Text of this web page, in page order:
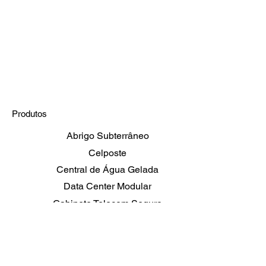
Produtos
Abrigo Subterrâneo
Celposte
Central de Água Gelada
Data Center Modular
Gabinete Telecom Seguro